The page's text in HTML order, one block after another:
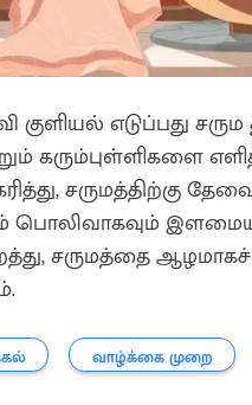
குளியல் எடுப்பது
கரும்புள்ளிகளை
சருமத்திற்கு
பொலிவாகவும்
சருமத்தை ஆழமாகச்
வாழ்க்கை முறை